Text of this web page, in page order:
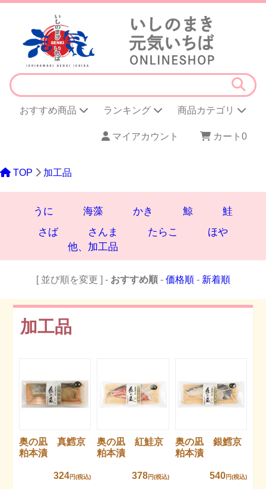
おすすめ商品 ランキング 商品カテゴリ
マイアカウント カート 0
TOP 加工品
うに 海藻 かき 鯨
鮭
さば
さんま たらこ
ほや
他、加工品
[ 並び順を変更 ] - おすすめ順- 価格順- 新着順
加工品
奥の凪 真鱈京
粕本漬
324円(税込)
奥の凪 紅鮭京
粕本漬
378円(税込)
奥の凪 銀鱈京
粕本漬
540円(税込)